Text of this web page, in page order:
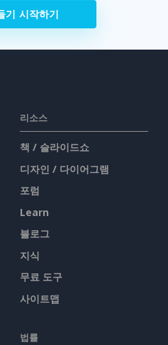
기 시작하기
리소스
책 / 슬라이드쇼
디자인 / 다이어그램
포럼
Learn
블로그
지식
무료 도구
사이트맵
법률